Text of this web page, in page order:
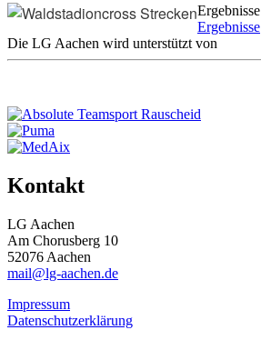
Ergebnisse
Ergebnisse
Die LG Aachen wird unterstützt von
Kontakt
LG Aachen
Am Chorusberg 10
52076 Aachen
mail@lg-aachen.de
Impressum
Datenschutzerklärung